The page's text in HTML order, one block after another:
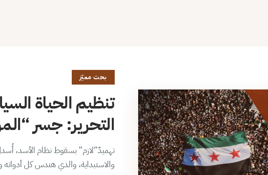
بحث مميّز
تنظيم الحياة
التحرير: جسر
تهميدٌ”لازم” بسقوط نظام الأسد،
والاستبداية، والذي هندس كل